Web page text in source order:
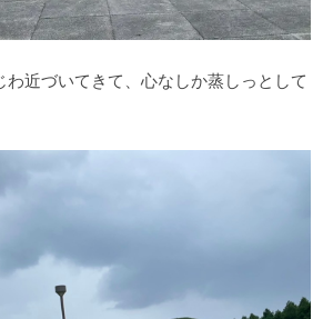
近づいてきて、心なしか蒸しっとして